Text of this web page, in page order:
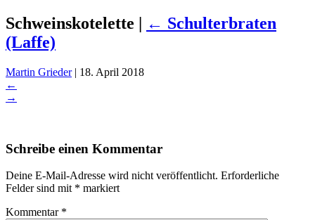
Schweinskotelette | ← Schulterbraten
(Laffe)
Martin Grieder | 18. April 2018
←
→
Schreibe einen Kommentar
Deine E-Mail-Adresse wird nicht veröffentlicht. Erforderliche
Felder sind mit * markiert
Kommentar *